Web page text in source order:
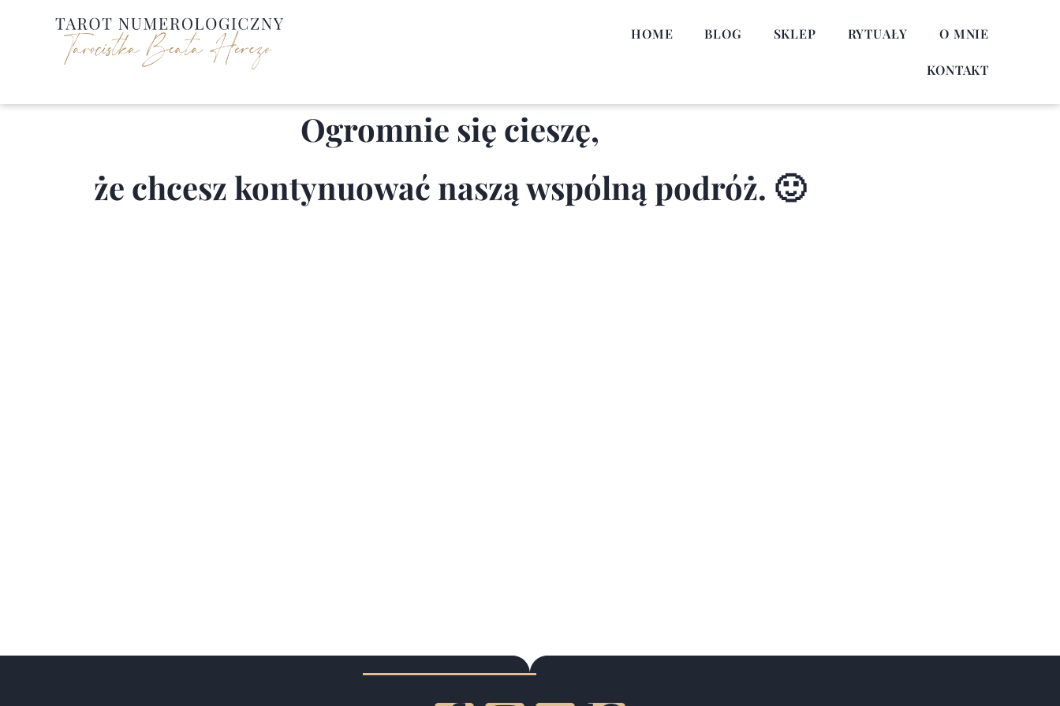
HOME BLOG SKLEP RYTUAŁY O MNIE
KONTAKT
Ogromnie się cieszę,
że chcesz kontynuować naszą wspólną podróż. 🙂